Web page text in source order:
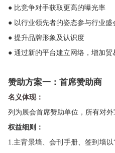
● 比竞争对手获取更高的曝光率
● 以行业领先者的姿态参与行业盛
● 提升品牌形象及认识度
● 通过新的平台建立网络，增加贸
赞助方案一：首席赞助商
名义体现：
列为展会首席赞助单位，所有对
权益细则：
1.主背景墙、会刊手册、签到墙